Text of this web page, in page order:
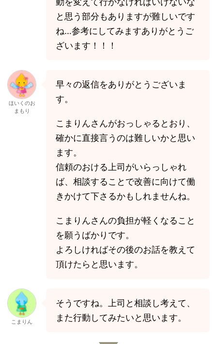
と思う部分もありますが難しいです
ね…参考にしてみますありがとうご
ざいます！！！
ほいくのお
まもり
早々の返信をありがとうございま
す。
こまりんさんがおっしゃるとおり、
確かに直接言うのは難しいかと思い
ます。
信頼のおける上司がいらっしゃれ
ば、相談することで改善に向けて働
きかけて下さるかもしれませんね。
こまりんさんの負担が軽くなること
を願うばかりです。
よろしければその後のお話を教えて
頂けたらと思います。
こまりん
そうですね。上司と相談し考えて、
また行動してみたいと思います。